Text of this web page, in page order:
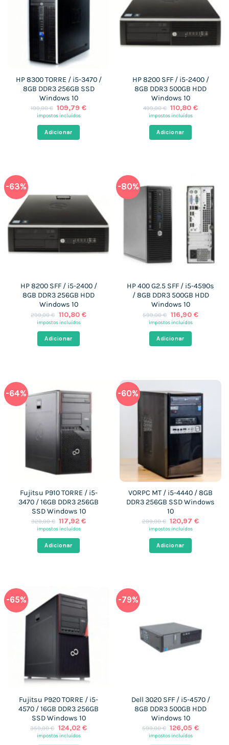
HP 8300 TORRE / i5-3470 /
8GB DDR3 256GB SSD
Windows 10
199,00€ O
preço
era:
199,00 €.
109,79€O
impostos incluídos
Adicionar
HP 8200 SFF / i5-2400 /
8GB DDR3 500GB HDD
Windows 10
499,00€ O
preço
era:
499,00 €.
110,80€O
impostos incluídos
Adicionar
-63%
HP 8200 SFF / i5-2400 /
8GB DDR3 256GB HDD
Windows 10
299,00€ O
preço
era:
299,00 €.
110,80 €O
impostos incluídos
Adicionar
-80%
HP 400 G2.5 SFF / i5-4590s
/ 8GB DDR3 500GB HDD
Windows 10
599,00€ O
preço
era:
599,00 €.
116,90 €O
impostos incluídos
Adicionar
-64%
Fujitsu P910 TORRE / i5-
3470 / 16GB DDR3 256GB
SSD Windows 10
329,00€ O
preço
era:
329,00 €.
117,92€O
impostos incluídos
Adicionar
-60%
VORPC MT / i5-4440 / 8GB
DDR3 256GB SSD Windows
10
299,00€ O
preço
era:
299,00 €.
120,97€O
impostos incluídos
Adicionar
-65%
Fujitsu P920 TORRE / i5-
4570 / 16GB DDR3 256GB
SSD Windows 10
359,00€ O
preço
124,02 €O
impostos incluídos
-79%
Dell 3020 SFF / i5-4570 /
8GB DDR3 500GB HDD
Windows 10
599,00€ O
preço
126,05€O
impostos incluídos